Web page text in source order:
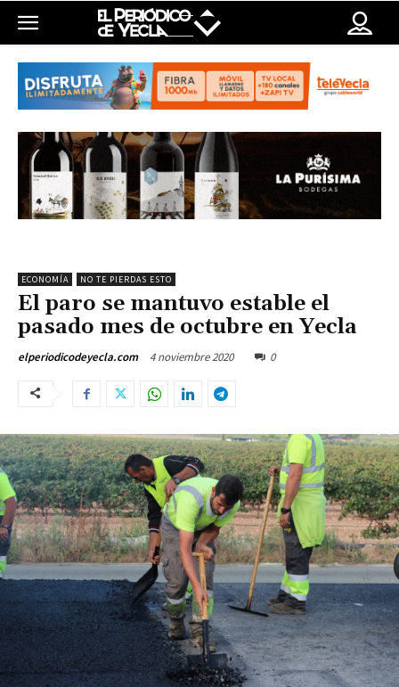
ECONOMÍA NO TE PIERDAS ESTO
El paro se mantuvo estable el
pasado mes de octubre en Yecla
elperiodicodeyecla.com 4 noviembre 2020 0